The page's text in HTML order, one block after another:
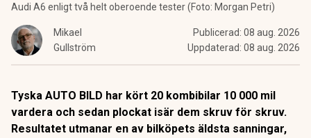
Audi A6 enligt två helt oberoende tester (Foto: Morgan Petri)
Mikael
Gullström
Publicerad: 08 aug. 2026
Uppdaterad: 08 aug. 2026
Tyska AUTO BILD har kört 20 kombibilar 10 000 mil
vardera och sedan plockat isär dem skruv för skruv.
Resultatet utmanar en av bilköpets äldsta sanningar,